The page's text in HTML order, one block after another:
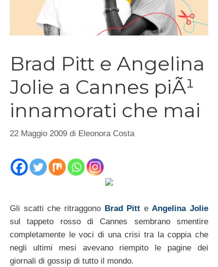
Brad Pitt e Angelina
Jolie a Cannes piÃ¹
innamorati che mai
22 Maggio 2009 di Eleonora Costa
Gli scatti che ritraggono Brad Pitt eAngelina Jolie
sul tappeto rosso di Cannes sembrano smentire
completamente le voci di una crisi tra la coppia che
negli ultimi mesi avevano riempito le pagine dei
giornali di gossip di tutto il mondo.